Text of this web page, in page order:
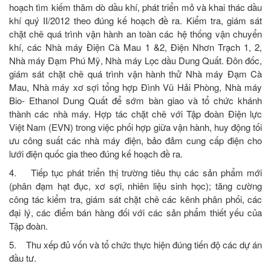
hoạch tìm kiếm thăm dò dầu khí, phát triển mỏ và khai thác dầu
khí quý II/2012 theo đúng kế hoạch đề ra. Kiểm tra, giám sát
chặt chẽ quá trình vận hành an toàn các hệ thống vận chuyển
khí, các Nhà máy Điện Cà Mau 1 &2, Điện Nhơn Trạch 1, 2,
Nhà máy Đạm Phú Mỹ, Nhà máy Lọc dầu Dung Quất. Đôn đốc,
giám sát chặt chẽ quá trình vận hành thử Nhà máy Đạm Cà
Mau, Nhà máy xơ sợi tổng hợp Đình Vũ Hải Phòng, Nhà máy
Bio- Ethanol Dung Quất để sớm bàn giao và tổ chức khánh
thành các nhà máy. Hợp tác chặt chẽ với Tập đoàn Điện lực
Việt Nam (EVN) trong việc phối hợp giữa vận hành, huy động tối
ưu công suất các nhà máy điện, bảo đảm cung cấp điện cho
lưới điện quốc gia theo đúng kế hoạch đề ra.
4. Tiếp tục phát triển thị trường tiêu thụ các sản phẩm mới
(phân đạm hạt đục, xơ sợi, nhiên liệu sinh học); tăng cường
công tác kiểm tra, giám sát chặt chẽ các kênh phân phối, các
đại lý, các điểm bán hàng đối với các sản phẩm thiết yếu của
Tập đoàn.
5. Thu xếp đủ vốn và tổ chức thực hiện đúng tiến độ các dự án
đầu tư.